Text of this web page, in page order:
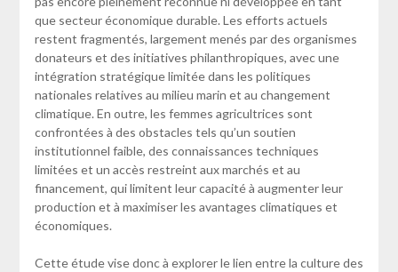
que secteur économique durable. Les efforts actuels
restent fragmentés, largement menés par des organismes
donateurs et des initiatives philanthropiques, avec une
intégration stratégique limitée dans les politiques
nationales relatives au milieu marin et au changement
climatique. En outre, les femmes agricultrices sont
confrontées à des obstacles tels qu’un soutien
institutionnel faible, des connaissances techniques
limitées et un accès restreint aux marchés et au
financement, qui limitent leur capacité à augmenter leur
production et à maximiser les avantages climatiques et
économiques.
Cette étude vise donc à explorer le lien entre la culture des